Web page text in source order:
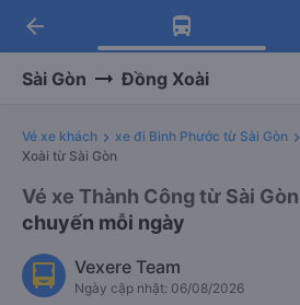
Tải app Vexere ngay!
Nhận ưu đãi thành viên
Tải app Vexere
-30k/ghế khi đặt vé máy
arrow_back
Sài Gòn Đồng Xoài
Vé xe khách xe đi Bình Phước từ Sài Gòn
Xoài từ Sài Gòn
Vé xe Thành Công từ Sài
chuyến mỗi ngày
Vexere Team
Ngày cập nhật: 06/08/2026